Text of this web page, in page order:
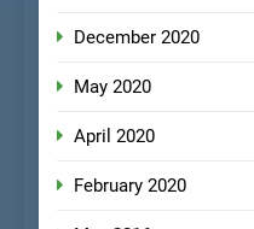
December 2020
May 2020
April 2020
February 2020